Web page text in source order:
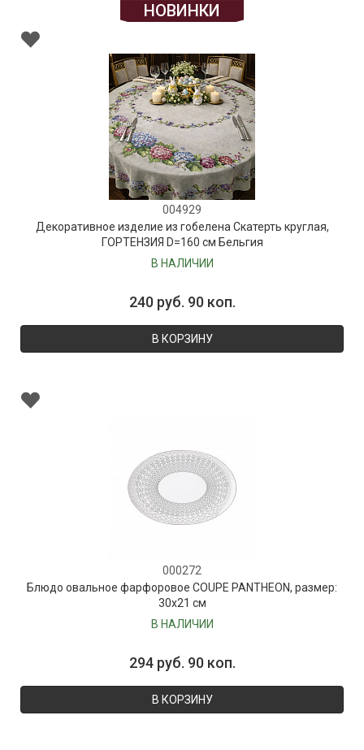
НОВИНКИ
004929
Декоративное изделие из гобелена Скатерть круглая,
ГОРТЕНЗИЯ D=160 см Бельгия
В НАЛИЧИИ
240 руб. 90 коп.
В КОРЗИНУ
000272
Блюдо овальное фарфоровое COUPE PANTHEON, размер:
30х21 см
В НАЛИЧИИ
294 руб. 90 коп.
В КОРЗИНУ